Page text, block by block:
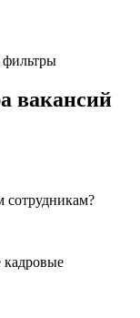
фильтры
вакансий
сотрудникам?
кадровые